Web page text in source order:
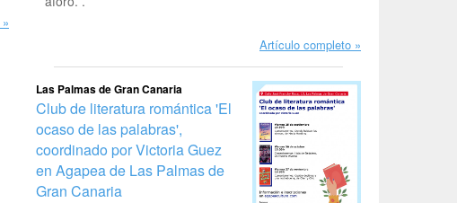
Artículo completo
Las Palmas de Gran Canaria
Club de literatura romántica 'El
ocaso de las palabras',
coordinado por Victoria Guez
en Agapea de Las Palmas de
Gran Canaria